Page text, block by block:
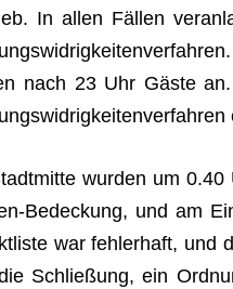
In allen Fäl­len
nach 23 Uhr Gäste
wur­den um
Bede­ckung, und am
war feh­ler­haft, und
Schlie­ßung, ein